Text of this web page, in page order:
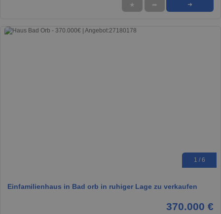
★ ➦ ➜
1 / 6
Einfamilienhaus in Bad orb in ruhiger Lage zu verkaufen
370.000 €